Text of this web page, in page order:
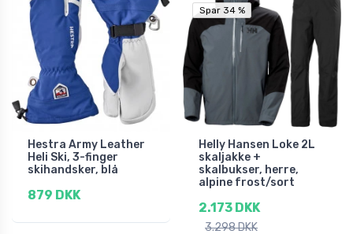
Hestra Army Leather
Heli Ski, 3-finger
skihandsker, blå
879 DKK
Spar 34 %
Spar 34 %
Helly Hansen Loke 2L
skaljakke +
skalbukser, herre,
alpine frost/sort
2.173 DKK
3.298 DKK